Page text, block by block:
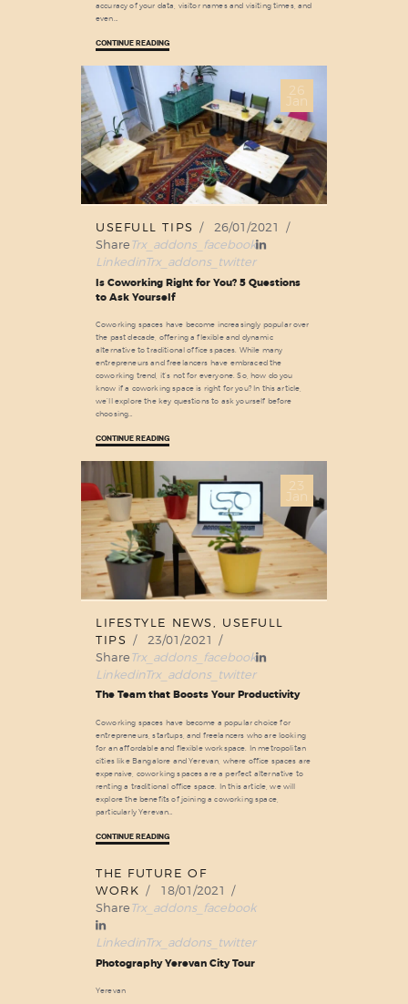
accuracy of your data, visitor names and visiting times, and
even…
CONTINUE READING
26
Jan
USEFULL TIPS
26/01/2021
ShareTrx_addons_facebook
LinkedinTrx_addons_twitter
Is Coworking Right for You? 5 Questions
to Ask Yourself
Coworking spaces have become increasingly popular over
the past decade, offering a flexible and dynamic
alternative to traditional office spaces. While many
entrepreneurs and freelancers have embraced the
coworking trend, it’s not for everyone. So, how do you
know if a coworking space is right for you? In this article,
we’ll explore the key questions to ask yourself before
choosing…
CONTINUE READING
23
Jan
LIFESTYLE NEWS
USEFULL
TIPS
23/01/2021
ShareTrx_addons_facebook
LinkedinTrx_addons_twitter
The Team that Boosts Your Productivity
Coworking spaces have become a popular choice for
entrepreneurs, startups, and freelancers who are looking
for an affordable and flexible workspace. In metropolitan
cities like Bangalore and Yerevan, where office spaces are
expensive, coworking spaces are a perfect alternative to
renting a traditional office space. In this article, we will
explore the benefits of joining a coworking space,
particularly Yerevan…
CONTINUE READING
THE FUTURE OF
WORK
18/01/2021
ShareTrx_addons_facebook
LinkedinTrx_addons_twitter
Photography Yerevan City Tour
Yerevan